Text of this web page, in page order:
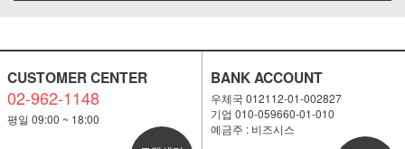
CUSTOMER CENTER
02-962-1148
평일 09:00 ~ 18:00
BANK ACCOUNT
우체국 012112-01-002827
기업 010-059660-01-010
예금주 : 비즈시스